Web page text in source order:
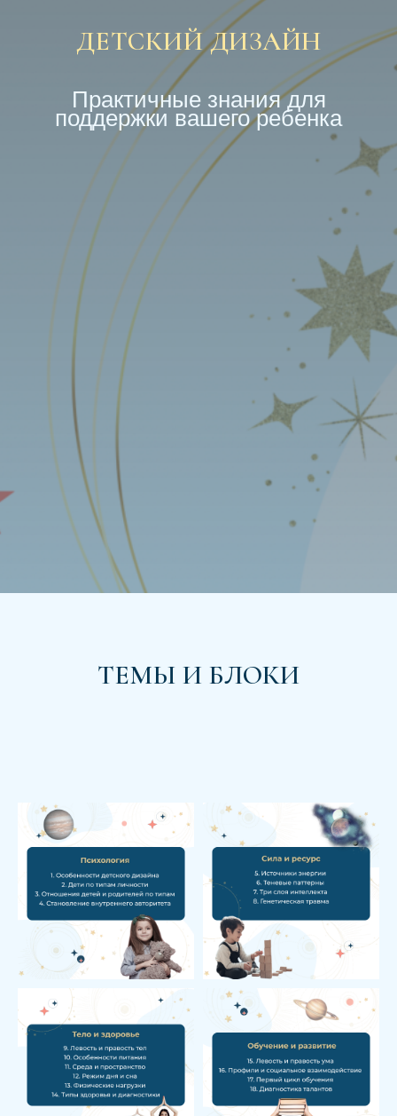
ДЕТСКИЙ ДИЗАЙН
Практичные знания для
поддержки вашего ребенка
ТЕМЫ И БЛОКИ